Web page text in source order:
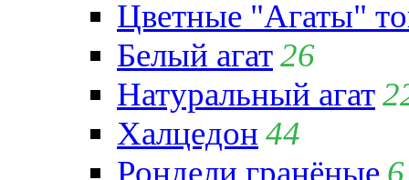
Цветные "Агаты"
Белый агат26
Натуральный агат
Халцедон 44
Рондели гранёные 6